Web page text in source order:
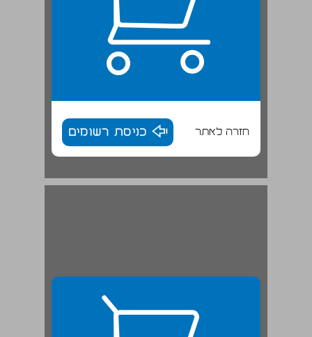
חזרה לאתר כניסת רשומים
1.2.5 תרבות כדיכוי הטבע האנושי: פרויד והשפעתו ... 29